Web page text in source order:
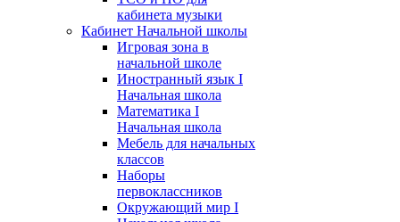
кабинета музыки
Кабинет Начальной школы
Игровая зона в
начальной школе
Иностранный язык I
Начальная школа
Математика I
Начальная школа
Мебель для начальных
классов
Наборы
первоклассников
Окружающий мир I